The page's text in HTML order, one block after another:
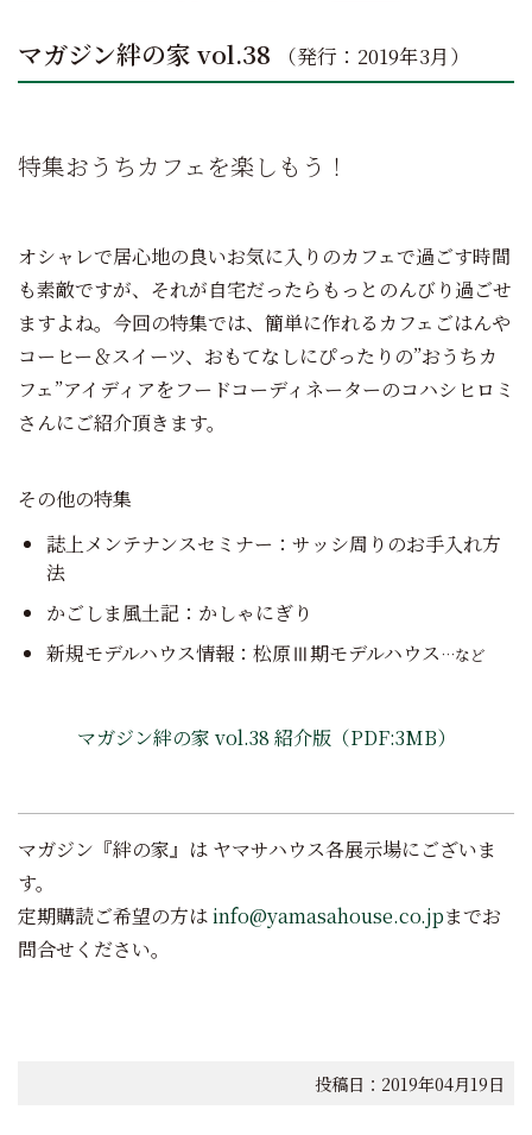
マガジン絆の家 vol.38 （発行：2019年3月）
特集おうちカフェを楽しもう！
オシャレで居心地の良いお気に入りのカフェで過ごす時間
も素敵ですが、それが自宅だったらもっとのんびり過ごせ
ますよね。今回の特集では、簡単に作れるカフェごはんや
コーヒー＆スイーツ、おもてなしにぴったりの”おうちカ
フェ”アイディアをフードコーディネーターのコハシヒロミ
さんにご紹介頂きます。
その他の特集
誌上メンテナンスセミナー：サッシ周りのお手入れ方
法
かごしま風土記：かしゃにぎり
新規モデルハウス情報：松原Ⅲ期モデルハウス …など
マガジン絆の家 vol.38 紹介版（PDF:3MB）
マガジン『絆の家』は ヤマサハウス各展示場にございま
す。
定期購読ご希望の方はinfo@yamasahouse.co.jpまでお
問合せください。
投稿日：2019年04月19日